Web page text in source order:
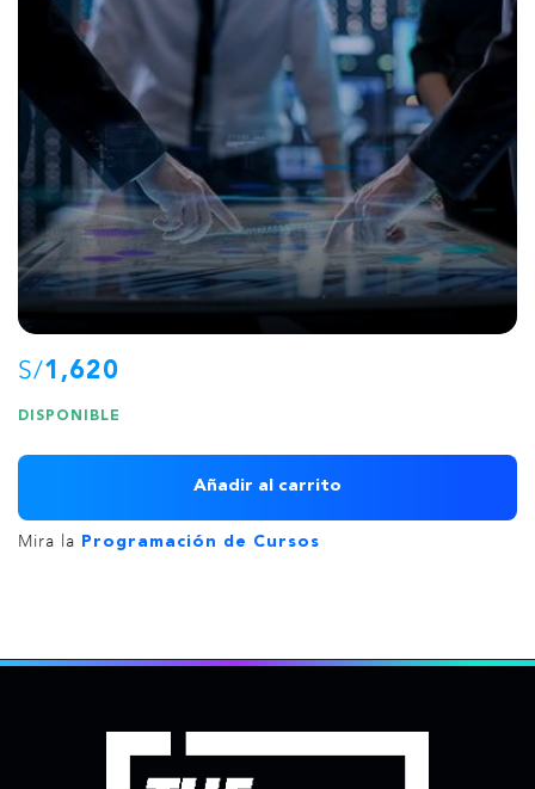
S/1,620
DISPONIBLE
Añadir al carrito
Mira la Programación de Cursos